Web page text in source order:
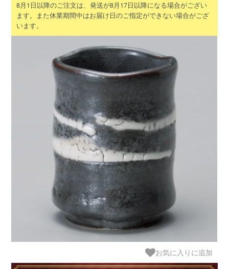
8月1日以降のご注文は、発送が8月17日以降になる場合がござい
ます。また休業期間中はお届け日のご指定ができない場合がござ
います。
お気に入りに追加